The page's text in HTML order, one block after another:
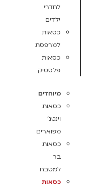
לחדרי
ילדים
כסאות
למרפסת
כסאות
פלסטיק
מיוחדים
כסאות
וינטג'
מפוארים
כסאות
בר
למטבח
כסאות